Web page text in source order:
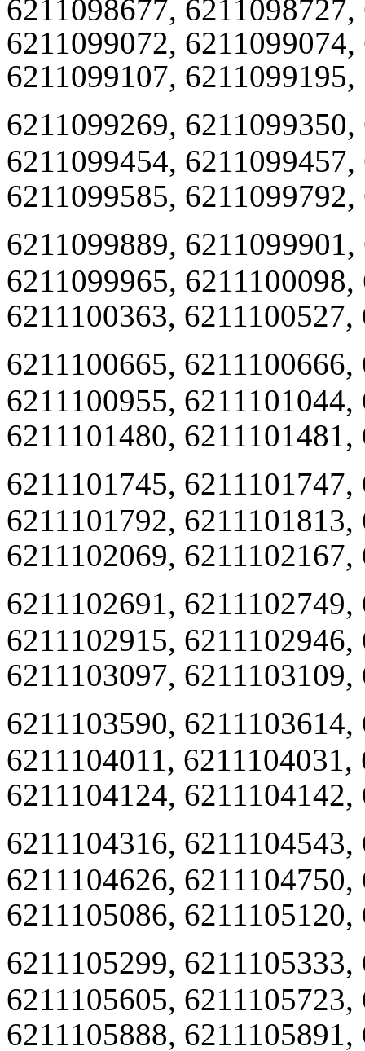
6211098677,
6211099072,
6211099107, 6211099195,
6211099269,
6211099454, 6211099457,
6211099585,
6211099889,
6211099965, 6211100098,
6211100363,
6211100665,
6211100955, 6211101044,
6211101480,
6211101745,
6211101792, 6211101813,
6211102069,
6211102691,
6211102915, 6211102946,
6211103097,
6211103590,
6211104011, 6211104031,
6211104124,
6211104316,
6211104626, 6211104750,
6211105086,
6211105299,
6211105605, 6211105723,
6211105888,